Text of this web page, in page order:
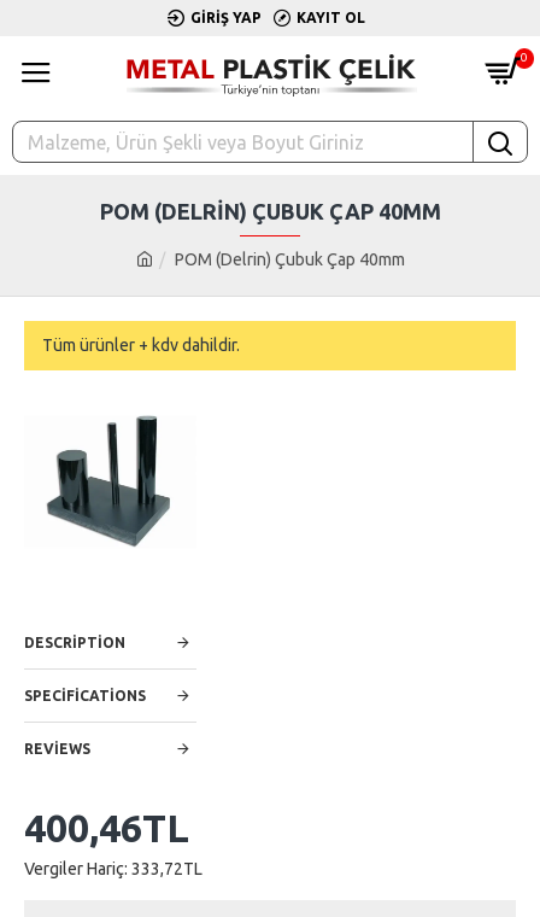
GIRIŞ YAP KAYIT OL
0
POM (Delrin) Çubuk Çap 40mm
POM (DELRIN) ÇUBUK ÇAP 40MM
Tüm ürünler + kdv dahildir.
DESCRIPTION
SPECIFICATIONS
REVIEWS
400,46TL
Vergiler Hariç: 333,72TL